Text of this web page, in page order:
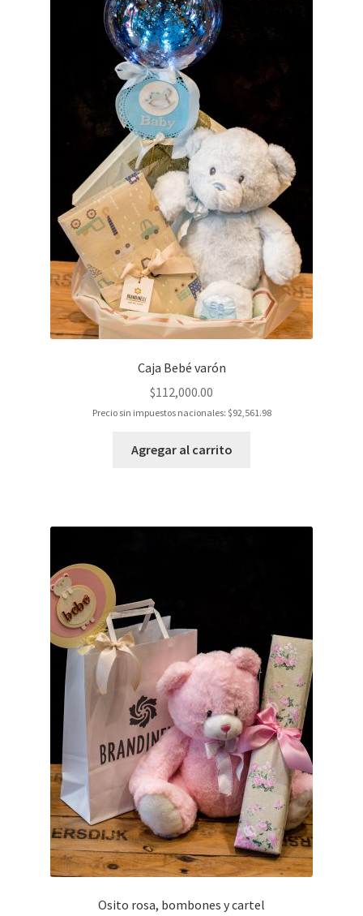
Caja Bebé varón
$112,000.00
Precio sin impuestos nacionales: $92,561.98
Agregar al carrito
Osito rosa, bombones y cartel